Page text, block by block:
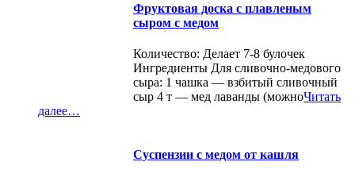
Фруктовая доска с плавленым
сыром с медом
Количество: Делает 7-8 булочек
Ингредиенты Для сливочно-медового
сыра: 1 чашка — взбитый сливочный
сыр 4 т — мед лаванды (можноЧитать
далее…
Суспензии с медом от кашля